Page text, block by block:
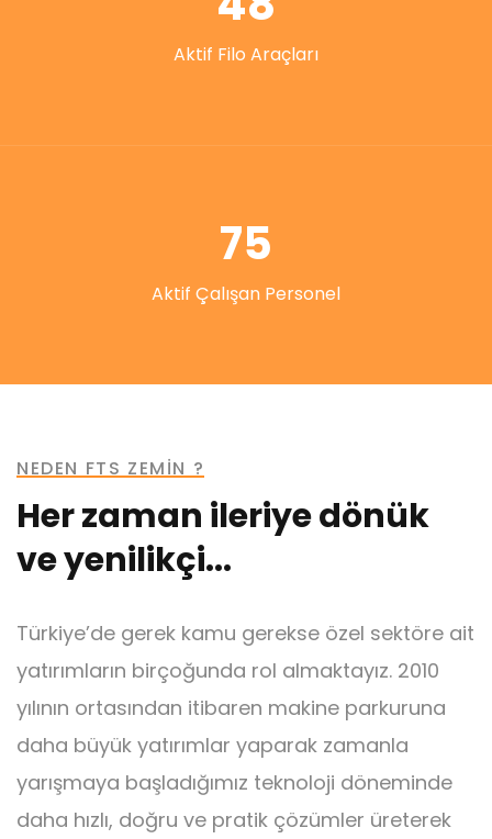
Aktif Filo Araçları
75
Aktif Çalışan Personel
NEDEN FTS ZEMİN ?
Her zaman ileriye dönük
ve yenilikçi...
Türkiye’de gerek kamu gerekse özel sektöre ait
yatırımların birçoğunda rol almaktayız. 2010
yılının ortasından itibaren makine parkuruna
daha büyük yatırımlar yaparak zamanla
yarışmaya başladığımız teknoloji döneminde
daha hızlı, doğru ve pratik çözümler üreterek